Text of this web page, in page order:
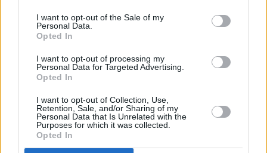
cualquier momento entrando de nuevo en este sitio web o
visitando nuestra política de privacidad.
I want to opt-out of the Sale of my
Personal Data.
Opted In
I want to opt-out of processing my
Personal Data for Targeted Advertising.
Opted In
I want to opt-out of Collection, Use,
Retention, Sale, and/or Sharing of my
Personal Data that Is Unrelated with the
Purposes for which it was collected.
Opted In